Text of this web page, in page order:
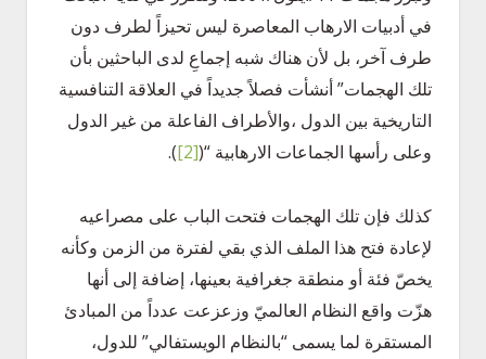
في أدبيات الارهاب المعاصرة ليس تحيزاً لطرف دون
طرف آخر، بل لأن هناك شبه إجماعِ لدى الباحثين بأن
تلك الهجمات” أنشأت فصلاً جديداً في العلاقة التنافسية
التاريخية بين الدول ،والأطراف الفاعلة من غير الدول
وعلى رأسها الجماعات الارهابية “(
[2]
)
.
كذلك فإن تلك الهجمات فتحت الباب على مصراعيه
لإعادة فتح هذا الملف الذي بقي لفترة من الزمن وكأنه
يخصّ فئة أو منطقة جغرافية بعينها، إضافة إلى أنها
هزّت واقع النظام العالميّ وزعزعت عدداً من المبادئ
المستقرة لما يسمى “بالنظام الويستفالي” للدول،